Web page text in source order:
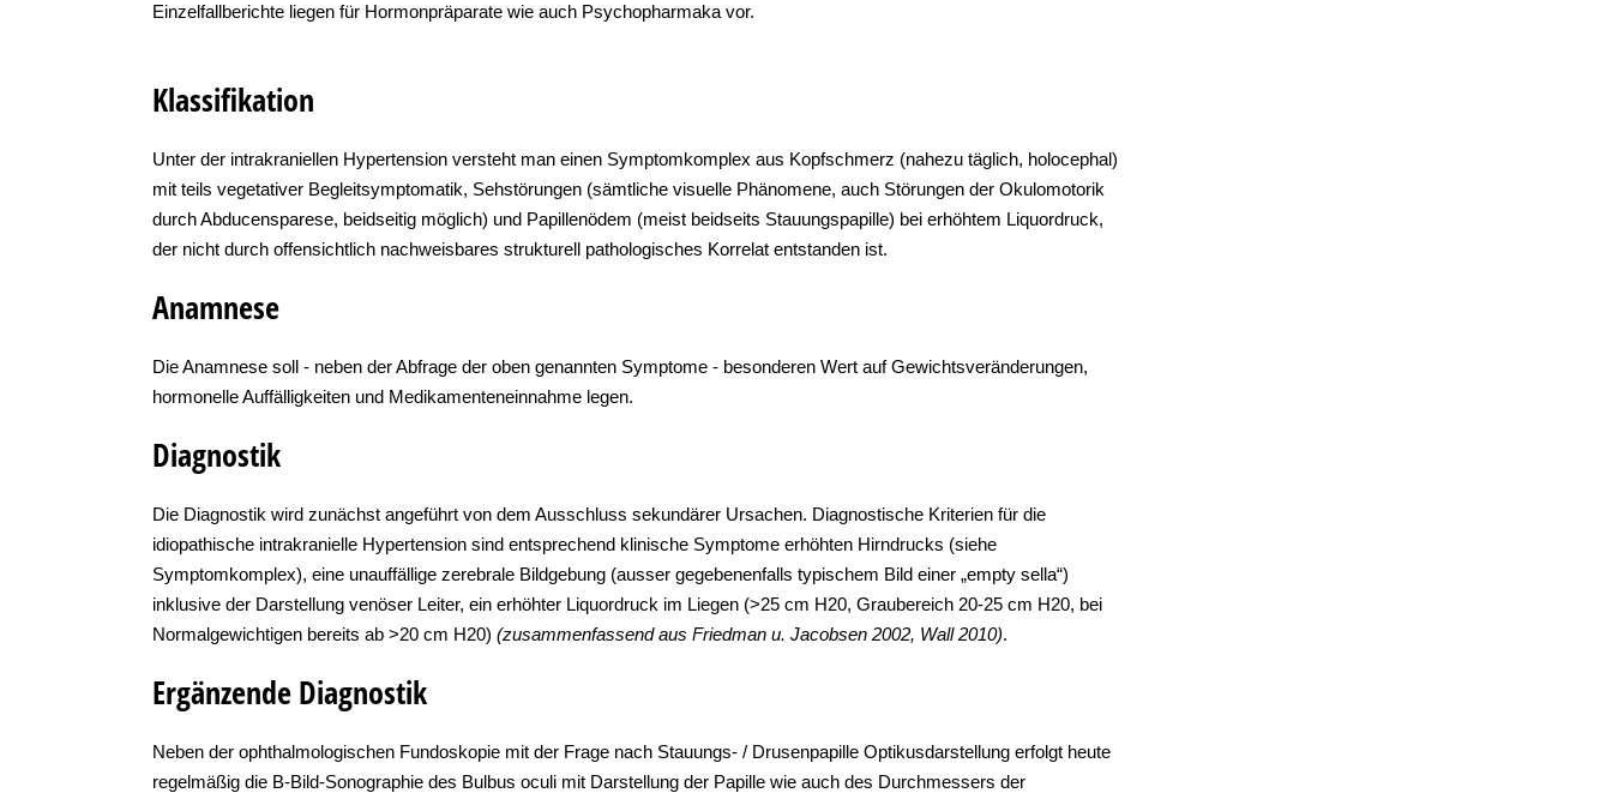
Einzelfallberichte liegen für Hormonpräparate wie auch Psychopharmaka vor.
Klassifikation
Unter der intrakraniellen Hypertension versteht man einen Symptomkomplex aus Kopfschmerz (nahezu täglich, holocephal)
mit teils vegetativer Begleitsymptomatik, Sehstörungen (sämtliche visuelle Phänomene, auch Störungen der Okulomotorik
durch Abducensparese, beidseitig möglich) und Papillenödem (meist beidseits Stauungspapille) bei erhöhtem Liquordruck,
der nicht durch offensichtlich nachweisbares strukturell pathologisches Korrelat entstanden ist.
Anamnese
Die Anamnese soll - neben der Abfrage der oben genannten Symptome - besonderen Wert auf Gewichtsveränderungen,
hormonelle Auffälligkeiten und Medikamenteneinnahme legen.
Diagnostik
Die Diagnostik wird zunächst angeführt von dem Ausschluss sekundärer Ursachen. Diagnostische Kriterien für die
idiopathische intrakranielle Hypertension sind entsprechend klinische Symptome erhöhten Hirndrucks (siehe
Symptomkomplex), eine unauffällige zerebrale Bildgebung (ausser gegebenenfalls typischem Bild einer „empty sella“)
inklusive der Darstellung venöser Leiter, ein erhöhter Liquordruck im Liegen (>25 cm H20, Graubereich 20-25 cm H20, bei
Normalgewichtigen bereits ab >20 cm H20) (zusammenfassend aus Friedman u. Jacobsen 2002, Wall 2010).
Ergänzende Diagnostik
Neben der ophthalmologischen Fundoskopie mit der Frage nach Stauungs- / Drusenpapille Optikusdarstellung erfolgt heute
regelmäßig die B-Bild-Sonographie des Bulbus oculi mit Darstellung der Papille wie auch des Durchmessers der